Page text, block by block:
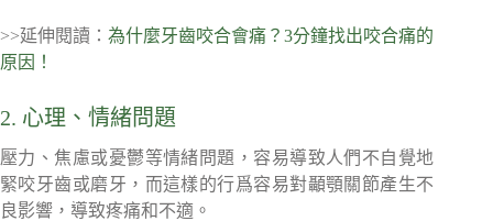
>>延伸閱讀：為什麼牙齒咬合會痛？3分鐘找出咬合痛的
原因！
2. 心理、情緒問題
壓力、焦慮或憂鬱等情緒問題，容易導致人們不自覺地
緊咬牙齒或磨牙，而這樣的行爲容易對顳顎關節產生不
良影響，導致疼痛和不適。